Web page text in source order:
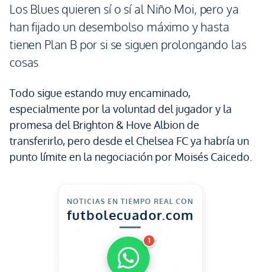
Los Blues quieren sí o sí al Niño Moi, pero ya
han fijado un desembolso máximo y hasta
tienen Plan B por si se siguen prolongando las
cosas
Todo sigue estando muy encaminado,
especialmente por la voluntad del jugador y la
promesa del Brighton & Hove Albion de
transferirlo, pero desde el Chelsea FC ya habría un
punto límite en la negociación por Moisés Caicedo.
NOTICIAS EN TIEMPO REAL CON
futbolecuador.com
1